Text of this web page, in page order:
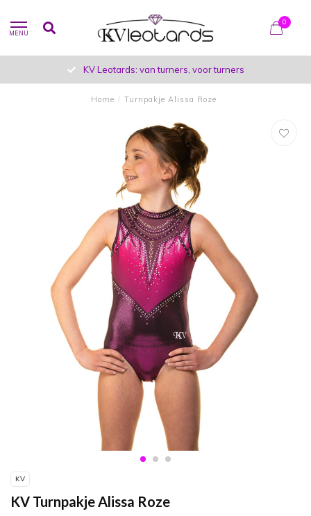
MENU
0
KV Leotards: van turners, voor turners
Home / Turnpakje Alissa Roze
KV
KV Turnpakje Alissa Roze